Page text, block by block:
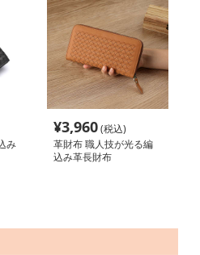
み
¥3,960(税込)
革財布 職人技が光る編
込み革長財布